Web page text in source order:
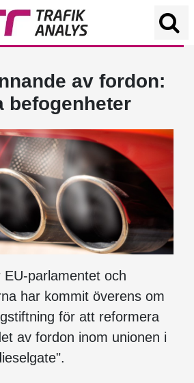
av fordon:
befogenheter
parlamentet och
har kommit överens om
för att reformera
av fordon inom unionen i